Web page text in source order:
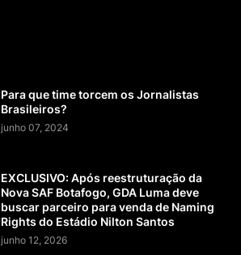
Para que time torcem os Jornalistas
Brasileiros?
junho 07, 2024
EXCLUSIVO: Após reestruturação da
Nova SAF Botafogo, GDA Luma deve
buscar parceiro para venda de Naming
Rights do Estádio Nilton Santos
junho 12, 2026